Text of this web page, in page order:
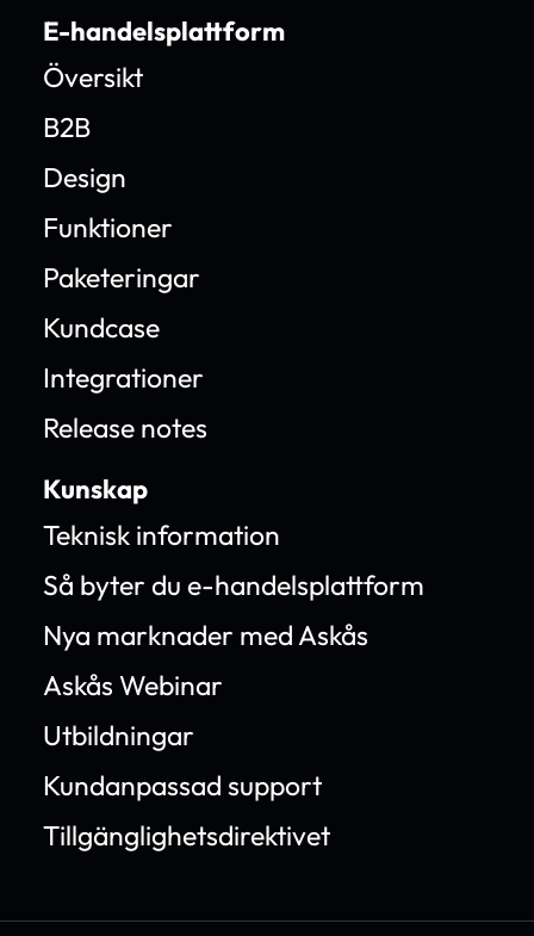
E-handelsplattform
Översikt
B2B
Design
Funktioner
Paketeringar
Kundcase
Integrationer
Release notes
Kunskap
Teknisk information
Så byter du e-handelsplattform
Nya marknader med Askås
Askås Webinar
Utbildningar
Kundanpassad support
Tillgänglighetsdirektivet